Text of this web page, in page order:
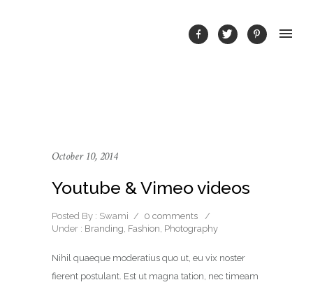
October 10, 2014
Youtube & Vimeo videos
Posted By : Swami / 0 comments
/
Under : Branding, Fashion, Photography
Nihil quaeque moderatius quo ut, eu vix noster
fierent postulant. Est ut magna tation, nec timeam